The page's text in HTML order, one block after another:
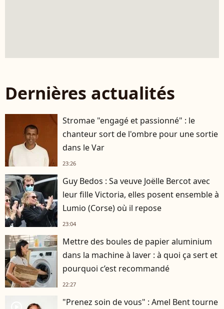
Dernières actualités
Stromae "engagé et passionné" : le
chanteur sort de l'ombre pour une sortie
dans le Var
23:26
Guy Bedos : Sa veuve Joëlle Bercot avec
leur fille Victoria, elles posent ensemble à
Lumio (Corse) où il repose
23:04
Mettre des boules de papier aluminium
dans la machine à laver : à quoi ça sert et
pourquoi c’est recommandé
22:27
"Prenez soin de vous" : Amel Bent tourne